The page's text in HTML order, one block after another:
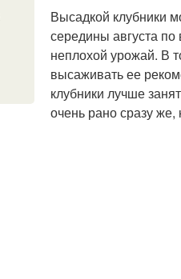
Высадкой клубники
середины августа
неплохой урожай. В
высаживать ее
клубники лучше
очень рано сразу же,